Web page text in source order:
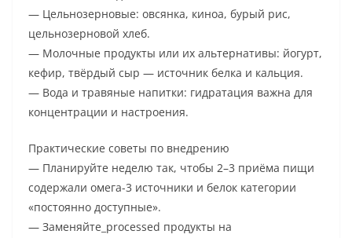
— Цельнозерновые: овсянка, киноа, бурый рис,
цельнозерновой хлеб.
— Молочные продукты или их альтернативы: йогурт,
кефир, твёрдый сыр — источник белка и кальция.
— Вода и травяные напитки: гидратация важна для
концентрации и настроения.
Практические советы по внедрению
— Планируйте неделю так, чтобы 2–3 приёма пищи
содержали омега-3 источники и белок категории
«постоянно доступные».
— Заменяйте_processed продукты на